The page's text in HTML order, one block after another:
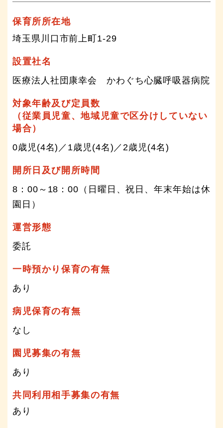
保育所所在地
埼玉県川口市前上町1-29
設置社名
医療法人社団康幸会 かわぐち心臓呼吸器病院
対象年齢及び定員数
（従業員児童、地域児童で区分けしていない
場合）
0歳児(4名)／1歳児(4名)／2歳児(4名)
開所日及び開所時間
8：00～18：00（日曜日、祝日、年末年始は休
園日）
運営形態
委託
一時預かり保育の有無
あり
病児保育の有無
なし
園児募集の有無
あり
共同利用相手募集の有無
あり